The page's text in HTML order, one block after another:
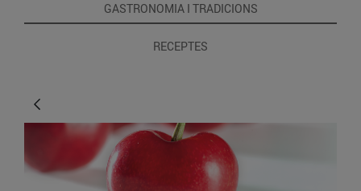
GASTRONOMIA I TRADICIONS
RECEPTES